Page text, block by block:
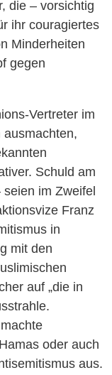
die – vorsichtig
ihr couragiertes
Minderheiten
gegen
Vertreter im
Schuld am
im Zweifel
Franz
in
mit den
auf „die in
oder auch
aus.